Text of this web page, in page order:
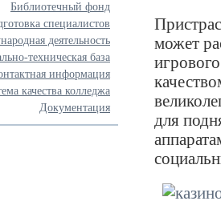
Библиотечный фонд
специалистов
деятельность
техническая база
информация
качества колледжа
Документация
может
для